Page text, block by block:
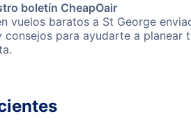
boletín CheapOair
vuelos baratos a St George
para ayudarte a planear